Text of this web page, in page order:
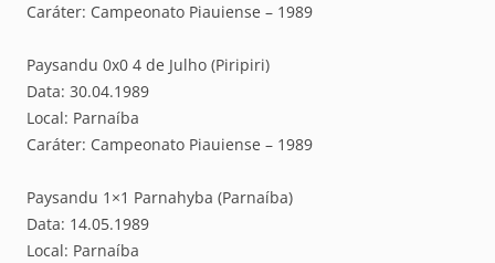
Caráter: Campeonato Piauiense – 1989
Paysandu 0x0 4 de Julho (Piripiri)
Data: 30.04.1989
Local: Parnaíba
Caráter: Campeonato Piauiense – 1989
Paysandu 1×1 Parnahyba (Parnaíba)
Data: 14.05.1989
Local: Parnaíba